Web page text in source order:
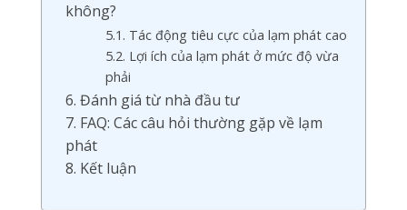
không?
5.1. Tác động tiêu cực của lạm phát cao
5.2. Lợi ích của lạm phát ở mức độ vừa
phải
6. Đánh giá từ nhà đầu tư
7. FAQ: Các câu hỏi thường gặp về lạm
phát
8. Kết luận